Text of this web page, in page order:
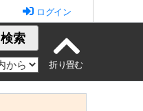
ログイン
検索